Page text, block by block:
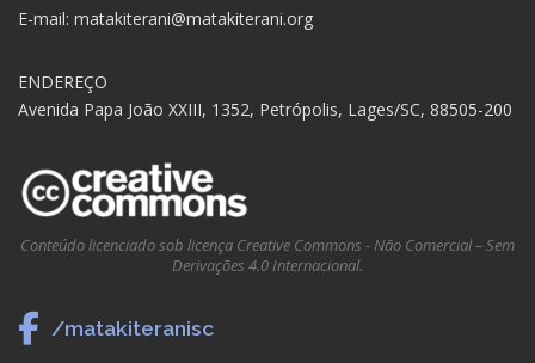
E-mail: matakiterani@matakiterani.org
ENDEREÇO
Avenida Papa João XXIII, 1352, Petrópolis, Lages/SC, 88505-200
Conteúdo licenciado sob licença Creative Commons - Não Comercial – Sem
Derivações 4.0 Internacional.
/matakiteranisc